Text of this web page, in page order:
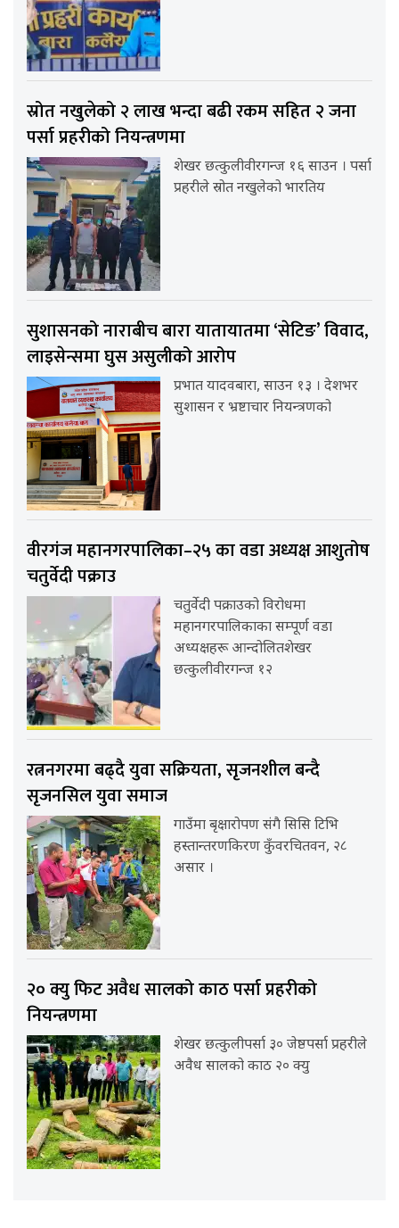
स्रोत नखुलेको २ लाख भन्दा बढी रकम सहित २ जना
पर्सा प्रहरीको नियन्त्रणमा
शेखर छत्कुलीवीरगन्ज १६ साउन । पर्सा
प्रहरीले स्रोत नखुलेको भारतिय
सुशासनको नाराबीच बारा यातायातमा ‘सेटिङ’ विवाद,
लाइसेन्समा घुस असुलीको आरोप
प्रभात यादवबारा, साउन १३ । देशभर
सुशासन र भ्रष्टाचार नियन्त्रणको
वीरगंज महानगरपालिका–२५ का वडा अध्यक्ष आशुतोष
चतुर्वेदी पक्राउ
चतुर्वेदी पक्राउको विरोधमा
महानगरपालिकाका सम्पूर्ण वडा
अध्यक्षहरू आन्दोलितशेखर
छत्कुलीवीरगन्ज १२
रत्ननगरमा बढ्दै युवा सक्रियता, सृजनशील बन्दै
सृजनसिल युवा समाज
गाउँमा बृक्षारोपण संगै सिसि टिभि
हस्तान्तरणकिरण कुँवरचितवन, २८
असार ।
२० क्यु फिट अवैध सालको काठ पर्सा प्रहरीको
नियन्त्रणमा
शेखर छत्कुलीपर्सा ३० जेष्ठपर्सा प्रहरीले
अवैध सालको काठ २० क्यु